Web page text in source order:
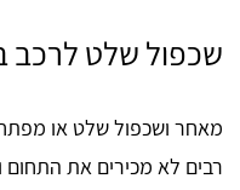
שכפול שלט לרכב
מאחר ושכפול שלט או
רבים לא מכירים את